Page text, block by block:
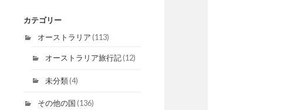
カテゴリー
オーストラリア (113)
オーストラリア旅行記(12)
未分類(4)
その他の国 (136)